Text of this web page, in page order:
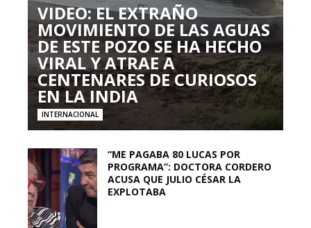
VIDEO: EL EXTRAÑO
MOVIMIENTO DE LAS AGUAS
DE ESTE POZO SE HA HECHO
VIRAL Y ATRAE A
CENTENARES DE CURIOSOS
EN LA INDIA
INTERNACIONAL
“ME PAGABA 80 LUCAS POR
PROGRAMA”: DOCTORA CORDERO
ACUSA QUE JULIO CÉSAR LA
EXPLOTABA